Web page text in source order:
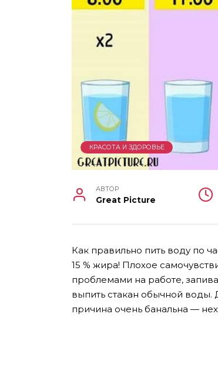
КРАСОТА И ЗДОРОВЬЕ
АВТОР
Great Picture
Как правильно пить воду по
15 % жира! Плохое
проблемами на работе,
выпить стакан обычной воды.
причина очень банальна —